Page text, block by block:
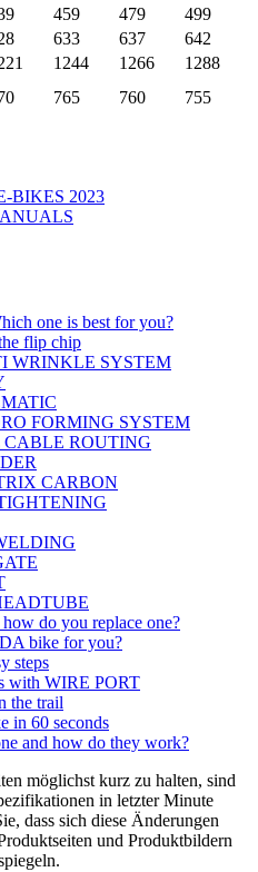
459 479
499
633 637
642
1244 1266
1288
765 760 755
BIKES 2023
one is best for you?
flip chip
WRINKLE SYSTEM
FORMING SYSTEM
CABLE ROUTING
CARBON
do you replace one?
bike for you?
steps
with WIRE PORT
the trail
in 60 seconds
and how do they work?
möglichst kurz zu halten, sind
in letzter Minute
dass sich diese Änderungen
und Produktbildern